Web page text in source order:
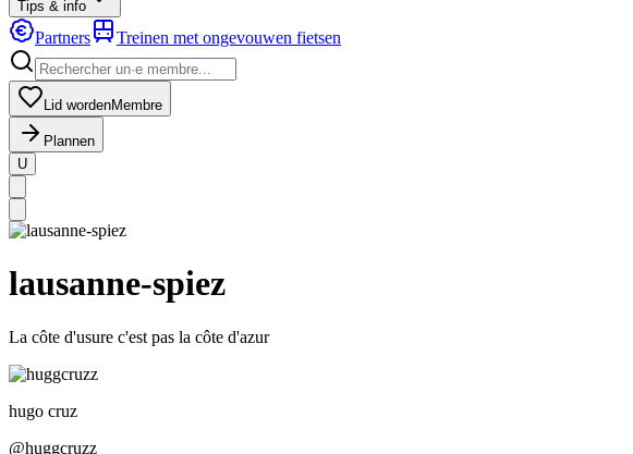
Tips & info
Partners Treinen met ongevouwen fietsen
Lid wordenMembre
Plannen
U
lausanne-spiez
La côte d'usure c'est pas la côte d'azur
hugo cruz
@huggcruzz